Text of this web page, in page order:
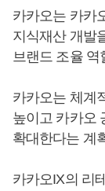
카카오는 카카
지식재산 개발
브랜드 조율 역
카카오는 체계
높이고 카카오
확대한다는 계
카카오IX의 리